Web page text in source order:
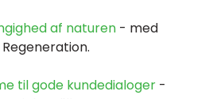
af naturen - med
til gode kundedialoger -